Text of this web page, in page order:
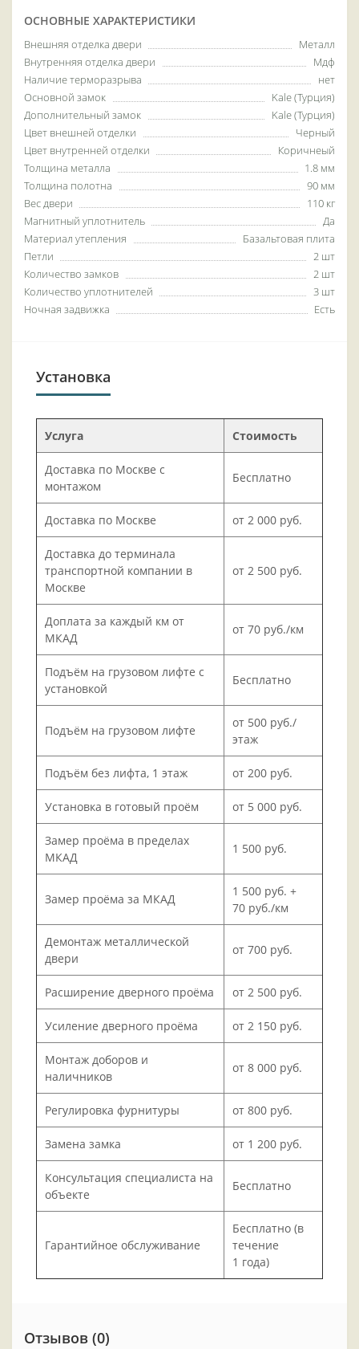
ОСНОВНЫЕ ХАРАКТЕРИСТИКИ
Внешняя отделка двери
Металл
Внутренняя отделка двери
Мдф
Наличие терморазрыва
нет
Основной замок
Kale (Турция)
Дополнительный замок
Kale (Турция)
Цвет внешней отделки
Черный
Цвет внутренней отделки
Коричнеый
Толщина металла
1.8 мм
Толщина полотна
90 мм
Вес двери
110 кг
Магнитный уплотнитель
Да
Материал утепления
Базальтовая плита
Петли
2 шт
Количество замков
2 шт
Количество уплотнителей
3 шт
Ночная задвижка
Есть
Установка
Услуга Стоимость
Доставка по Москве с
монтажом
Бесплатно
Доставка по Москве от 2 000 руб.
Доставка до терминала
транспортной компании в
Москве
от 2 500 руб.
Доплата за каждый км от
МКАД
от 70 руб./км
Подъём на грузовом лифте с
установкой
Бесплатно
Подъём на грузовом лифте
от 500 руб./
этаж
Подъём без лифта, 1 этаж от 200 руб.
Установка в готовый проём от 5 000 руб.
Замер проёма в пределах
МКАД
1 500 руб.
Замер проёма за МКАД
1 500 руб. +
70 руб./км
Демонтаж металлической
двери
от 700 руб.
Расширение дверного проёма от 2 500 руб.
Усиление дверного проёма от 2 150 руб.
Монтаж доборов и
наличников
от 8 000 руб.
Регулировка фурнитуры от 800 руб.
Замена замка от 1 200 руб.
Консультация специалиста на
объекте
Бесплатно
Гарантийное обслуживание
Бесплатно (в
течение
1 года)
Отзывов (0)